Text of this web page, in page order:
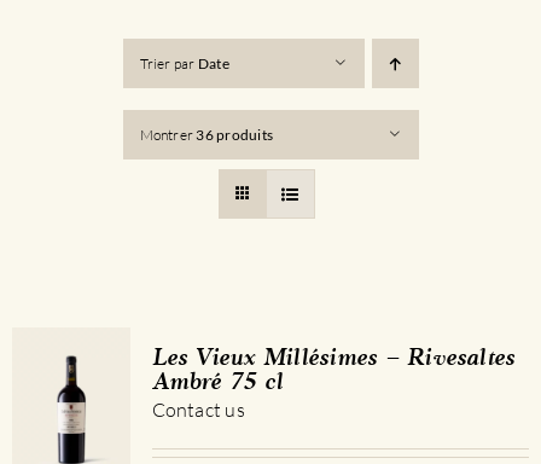
Trier par Date
Montrer 36 produits
Les Vieux Millésimes – Rivesaltes
Ambré 75 cl
Contact us